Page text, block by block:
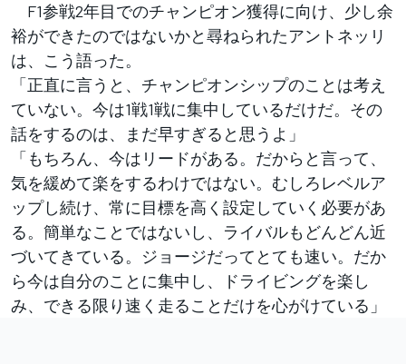
F1参戦2年目でのチャンピオン獲得に向け、少し余
裕ができたのではないかと尋ねられたアントネッリ
は、こう語った。
「正直に言うと、チャンピオンシップのことは考え
ていない。今は1戦1戦に集中しているだけだ。その
話をするのは、まだ早すぎると思うよ」
「もちろん、今はリードがある。だからと言って、
気を緩めて楽をするわけではない。むしろレベルア
ップし続け、常に目標を高く設定していく必要があ
る。簡単なことではないし、ライバルもどんどん近
づいてきている。ジョージだってとても速い。だか
ら今は自分のことに集中し、ドライビングを楽し
み、できる限り速く走ることだけを心がけている」